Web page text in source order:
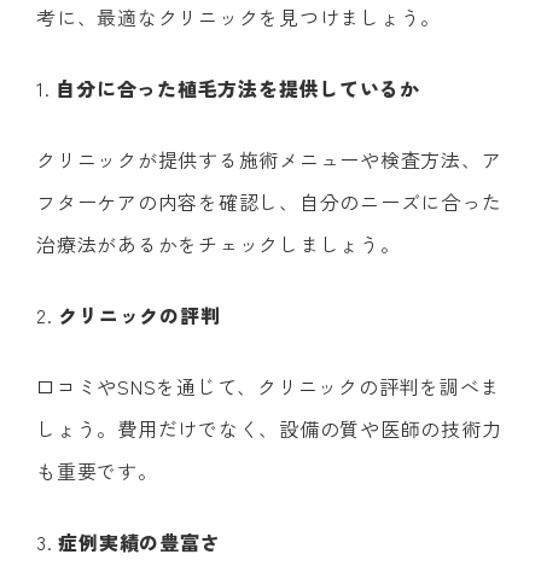
考に、最適なクリニックを見つけましょう。
1. 自分に合った植毛方法を提供しているか
クリニックが提供する施術メニューや検査方法、ア
フターケアの内容を確認し、自分のニーズに合った
治療法があるかをチェックしましょう。
2. クリニックの評判
口コミやSNSを通じて、クリニックの評判を調べま
しょう。費用だけでなく、設備の質や医師の技術力
も重要です。
3.症例実績の豊富さ